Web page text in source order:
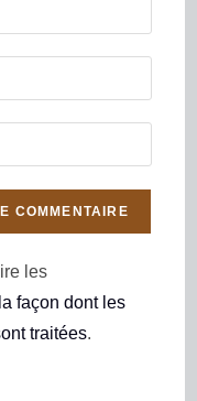
les
façon dont les
traitées.